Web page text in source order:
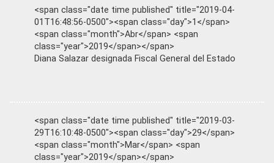
<span class="date time published" title="2019-04-
01T16:48:56-0500"><span class="day">1</span>
<span class="month">Abr</span> <span
class="year">2019</span></span>
Diana Salazar designada Fiscal General del Estado
<span class="date time published" title="2019-03-
29T16:10:48-0500"><span class="day">29</span>
<span class="month">Mar</span> <span
class="year">2019</span></span>